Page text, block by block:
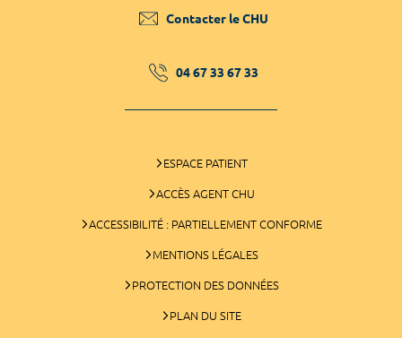
Contacter le CHU
04 67 33 67 33
ESPACE PATIENT
ACCÈS AGENT CHU
ACCESSIBILITÉ : PARTIELLEMENT CONFORME
MENTIONS LÉGALES
PROTECTION DES DONNÉES
PLAN DU SITE